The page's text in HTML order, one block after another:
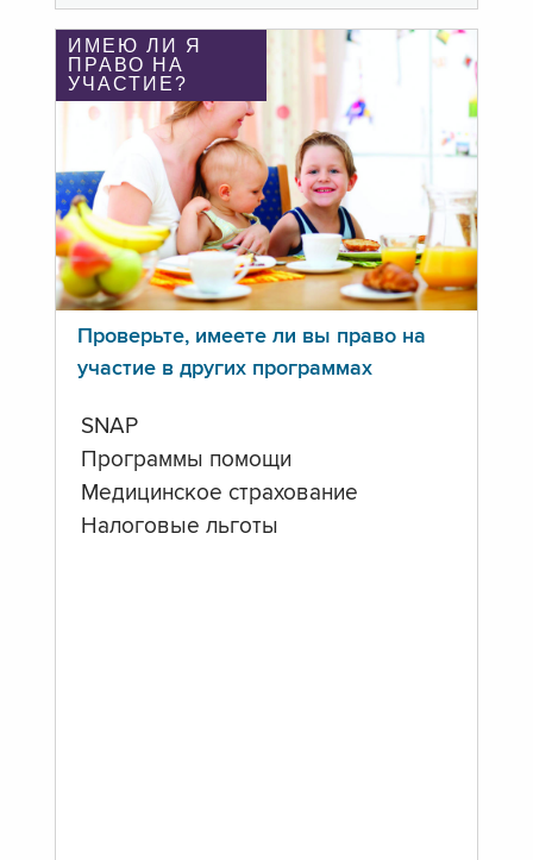
ИМЕЮ ЛИ Я
ПРАВО НА
УЧАСТИЕ?
Проверьте, имеете ли вы право на
участие в других программах
SNAP
Программы помощи
Медицинское страхование
Налоговые льготы